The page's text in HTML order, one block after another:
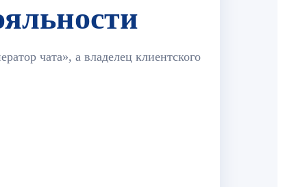
чата», а владелец клиентского